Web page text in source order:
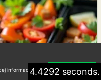
4.4292 seconds.
informacji Akceptuję